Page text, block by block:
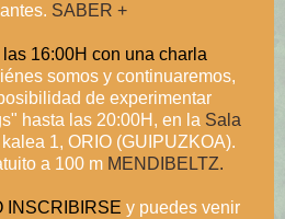
SABER +
16:00H con una charla
somos y continuaremos,
de experimentar
hasta las 20:00H, en la Sala
1, ORIO (GUIPUZKOA).
a 100 m MENDIBELTZ.
INSCRIBIRSE y puedes venir